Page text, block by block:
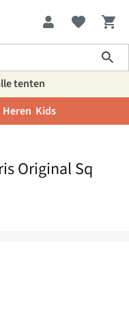
tenten
Heren Kids
Original Sq